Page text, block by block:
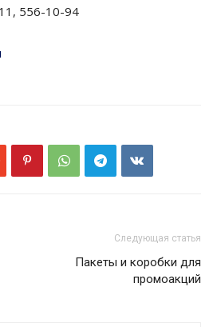
556-10-94
Следующая статья
Пакеты и коробки для
промоакций